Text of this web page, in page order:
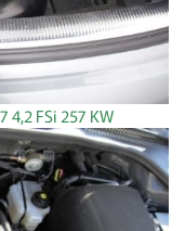
FSi 257 KW